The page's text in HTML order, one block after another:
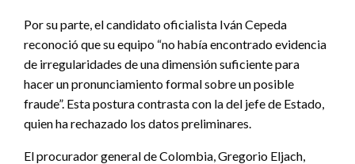
Por su parte, el candidato oficialista Iván Cepeda
reconoció que su equipo “no había encontrado evidencia
de irregularidades de una dimensión suficiente para
hacer un pronunciamiento formal sobre un posible
fraude”. Esta postura contrasta con la del jefe de Estado,
quien ha rechazado los datos preliminares.
El procurador general de Colombia, Gregorio Eljach,